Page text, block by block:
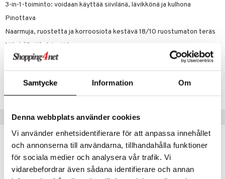
Samtycke Information Om
Denna webbplats använder cookies
Vi använder enhetsidentifierare för att anpassa innehållet
och annonserna till användarna, tillhandahålla funktioner
för sociala medier och analysera vår trafik. Vi
vidarebefordrar även sådana identifierare och annan
3-in-1-toiminto: voidaan käyttää siivilänä, lävikkönä ja kulhona
Pinottava
Naarmuja, ruostetta ja korroosiota kestävä 18/10 ruostumaton teräs
Mitat (PxK): 24 x 110 cm.
ITO81-24-XX
Suositut tuotteet
-14%